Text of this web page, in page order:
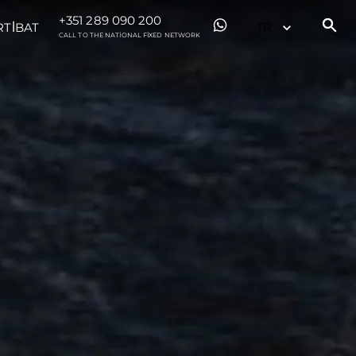
+351 289 090 200
CALL TO THE NATIONAL FIXED NETWORK